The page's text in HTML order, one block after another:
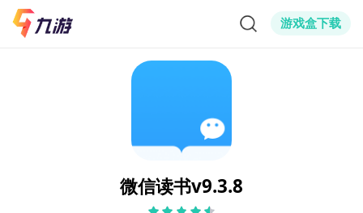
游戏盒下载
微信读书v9.3.8